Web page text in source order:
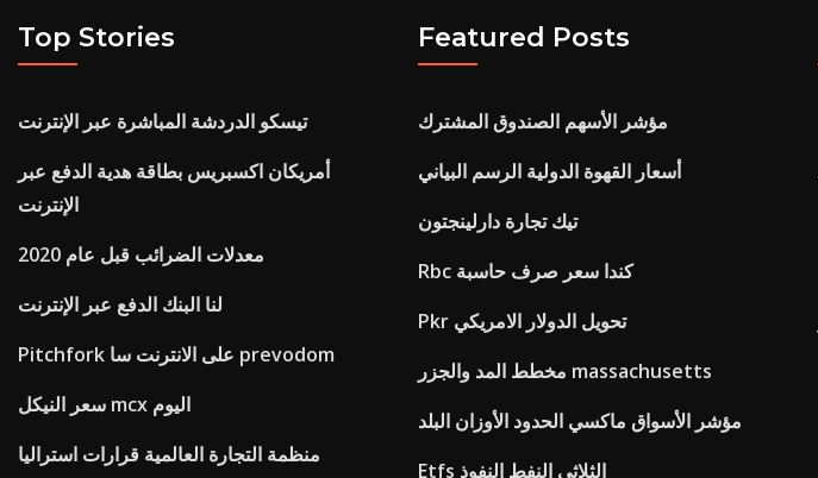
Top Stories
تيسكو الدردشة المباشرة عبر الإنترنت
أمريكان اكسبريس بطاقة هدية الدفع عبر
الإنترنت
معدلات الضرائب قبل عام 2020
لنا البنك الدفع عبر الإنترنت
Pitchfork على الانترنت سا prevodom
سعر النيكل mcx اليوم
منظمة التجارة العالمية قرارات استراليا
Featured Posts
مؤشر الأسهم الصندوق المشترك
أسعار القهوة الدولية الرسم البياني
تيك تجارة دارلينجتون
Rbc كندا سعر صرف حاسبة
Pkr تحويل الدولار الامريكي
مخطط المد والجزر massachusetts
مؤشر الأسواق ماكسي الحدود الأوزان البلد
Etfs الثلاثي النفط النفوذ